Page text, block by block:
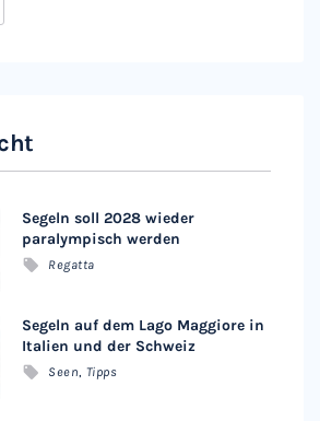
Segeln soll 2028 wieder
paralympisch werden
Regatta
Segeln auf dem Lago Maggiore in
Italien und der Schweiz
Seen Tipps